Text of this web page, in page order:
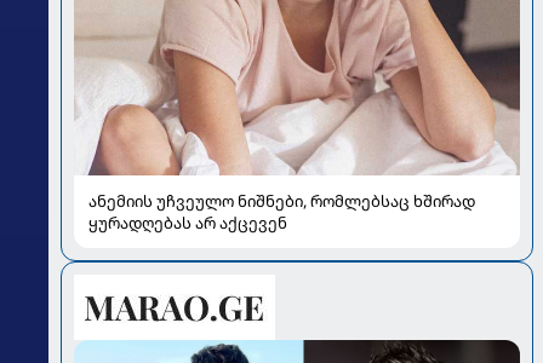
ანემიის უჩვეულო ნიშნები, რომლებსაც ხშირად
ყურადღებას არ აქცევენ